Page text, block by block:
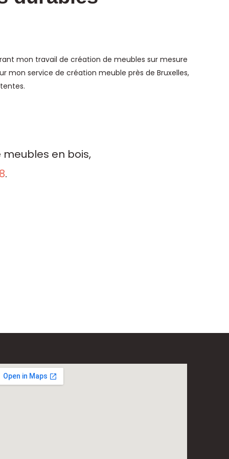
mon travail de création de meubles sur mesure
mon service de création meuble près de Bruxelles,
en bois,
.